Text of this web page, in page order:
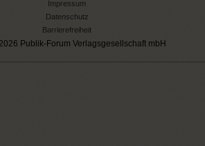
Impressum
Datenschutz
Barrierefreiheit
Publik-Forum Verlagsgesellschaft mbH